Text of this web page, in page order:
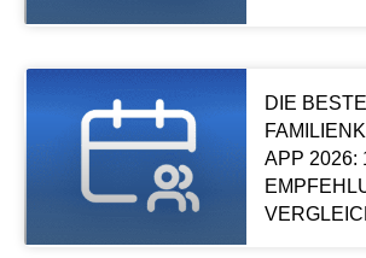
DIE BESTE
APP 2026: